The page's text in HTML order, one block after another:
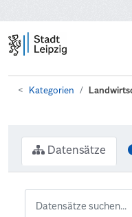
Kategorien
Datensätze